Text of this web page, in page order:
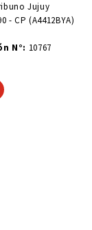
Jujuy
- CP (A4412BYA)
N°: 10767